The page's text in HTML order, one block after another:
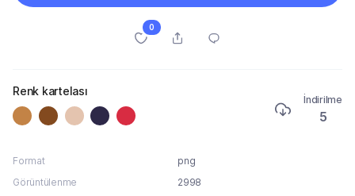
0
Renk kartelası
İndirilme
5
Format
png
Görüntülenme
2998